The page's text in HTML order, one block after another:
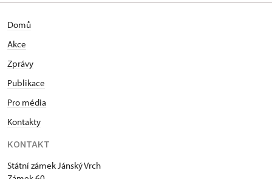
Domů
Akce
Zprávy
Publikace
Pro média
Kontakty
KONTAKT
Státní zámek Jánský Vrch